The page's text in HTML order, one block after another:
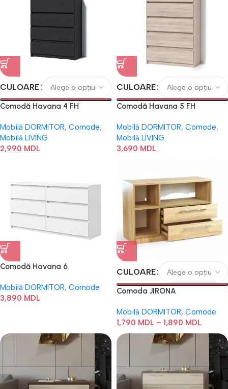
CULOARE
Comodă Havana 4 FH
Mobilă DORMITOR, Comode,
Mobilă LIVING
2,990 MDL
CULOARE
Comodă Havana 5 FH
Mobilă DORMITOR, Comode,
Mobilă LIVING
3,690 MDL
Comodă Havana 6
Mobilă DORMITOR, Comode
3,890 MDL
CULOARE
Comoda JIRONA
Mobilă DORMITOR, Comode
1,790 MDL – 1,890 MDL